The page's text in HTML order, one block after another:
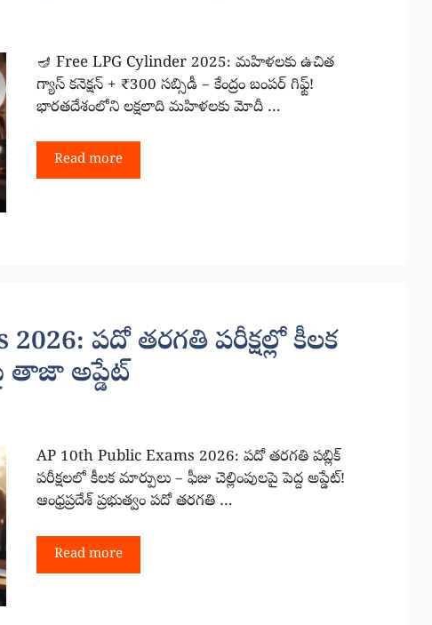
🪔 Free LPG Cylinder 2025: మహిళలకు ఉచిత
గ్యాస్ కనెక్షన్ + ₹300 సబ్సిడీ – కేంద్రం బంపర్ గిఫ్ట్!
భారతదేశంలోని లక్షలాది మహిళలకు మోదీ …
Read more
పదో తరగతి పరీక్షల్లో కీలక
తాజా అప్డేట్
AP 10th Public Exams 2026: పదో తరగతి పబ్లిక్‌
పరీక్షలలో కీలక మార్పులు – ఫీజు చెల్లింపులపై పెద్ద అప్డేట్!
ఆంధ్రప్రదేశ్‌ ప్రభుత్వం పదో తరగతి …
Read more